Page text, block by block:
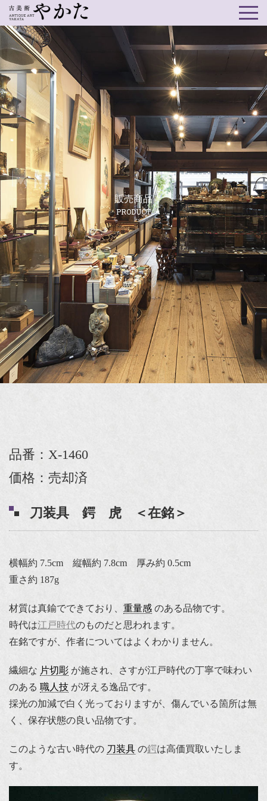
販売商品
PRODUCT
品番：X-1460
価格：売却済
刀装具 鍔 虎 ＜在銘＞
横幅約 7.5cm 縦幅約 7.8cm 厚み約 0.5cm
重さ約 187g
材質は真鍮でできており、 重量感 のある品物です。
時代は江戸時代のものだと思われます。
在銘ですが、作者についてはよくわかりません。
繊細な 片切彫 が施され、さすが江戸時代の丁寧で味わい
のある 職人技 が冴える逸品です。
採光の加減で白く光っておりますが、傷んでいる箇所は無
く、保存状態の良い品物です。
このような古い時代の 刀装具 の鍔は高価買取いたしま
す。